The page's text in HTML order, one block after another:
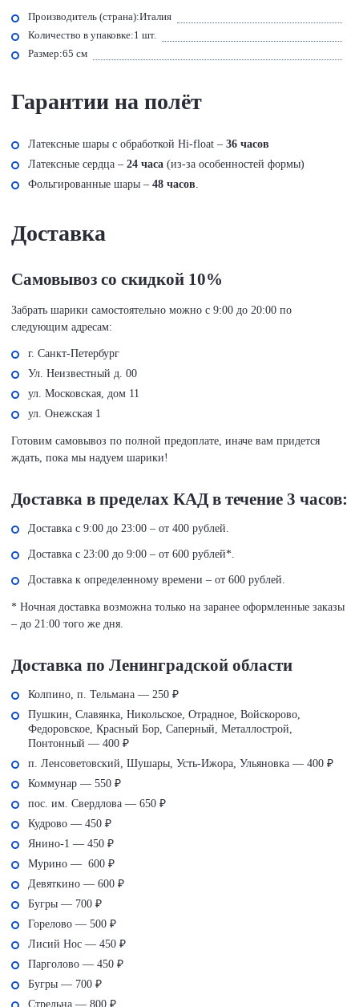
Производитель (страна):Италия
Количество в упаковке:1 шт.
Размер:65 см
Гарантии на полёт
Латексные шары с обработкой Hi-float – 36 часов
Латексные сердца – 24 часа (из-за особенностей формы)
Фольгированные шары – 48 часов
Доставка
Самовывоз со скидкой 10%
Забрать шарики самостоятельно можно с 9:00 до 20:00 по
следующим адресам:
г. Санкт-Петербург
Ул. Неизвестный д. 00
ул. Московская, дом 11
ул. Онежская 1
Готовим самовывоз по полной предоплате, иначе вам придется
ждать, пока мы надуем шарики!
Доставка в пределах КАД в течение 3 часов:
Доставка с 9:00 до 23:00 – от 400 рублей.
Доставка с 23:00 до 9:00 – от 600 рублей*.
Доставка к определенному времени – от 600 рублей.
* Ночная доставка возможна только на заранее оформленные заказы
– до 21:00 того же дня.
Доставка по Ленинградской области
Колпино, п. Тельмана — 250 ₽
Пушкин, Славянка, Никольское, Отрадное, Войскорово,
Федоровское, Красный Бор, Саперный, Металлострой,
Понтонный — 400 ₽
п. Ленсоветовский, Шушары, Усть-Ижора, Ульяновка — 400 ₽
Коммунар — 550 ₽
пос. им. Свердлова — 650 ₽
Кудрово — 450 ₽
Янино-1 — 450 ₽
Мурино — 600 ₽
Девяткино — 600 ₽
Бугры — 700 ₽
Горелово — 500 ₽
Лисий Нос — 450 ₽
Парголово — 450 ₽
Бугры — 700 ₽
Стрельна — 800 ₽